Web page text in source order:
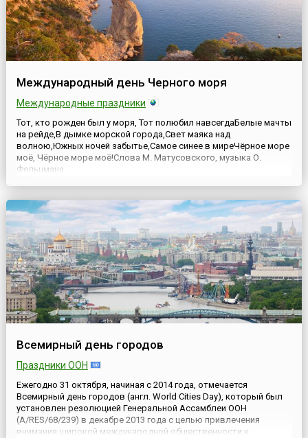
Международный день Черного моря
Международные праздники
Тот, кто рожден был у моря, Тот полюбил навсегдаБелые мачты
на рейде,В дымке морской города,Свет маяка над
волною,Южных ночей забытье,Самое синее в миреЧёрное море
моё, Чёрное море моё!Слова М. Матусовского, музыка О.
Фельцмана
когда шесть причер...
Всемирный день городов
Праздники ООН
Ежегодно 31 октября, начиная с 2014 года, отмечается
Всемирный день городов (англ. World Cities Day), который был
установлен резолюцией Генеральной Ассамблеи ООН
(A/RES/68/239) в декабре 2013 года с целью привлечения
внимания широкой международной общественности к